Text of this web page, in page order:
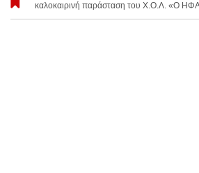
καλοκαιρινή παράσταση του Χ.Ο.Λ. «Ο